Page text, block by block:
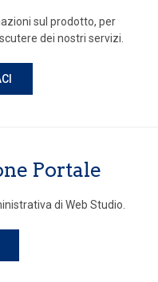
sul prodotto, per
dei nostri servizi.
Portale
di Web Studio.